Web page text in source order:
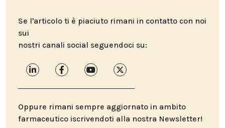
Se l'articolo ti è piaciuto rimani in contatto con noi
sui
nostri canali social seguendoci su:
Oppure rimani sempre aggiornato in ambito
farmaceutico iscrivendoti alla nostra Newsletter!